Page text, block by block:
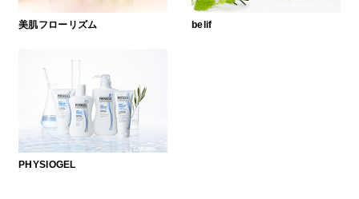
美肌フローリズム belif
PHYSIOGEL